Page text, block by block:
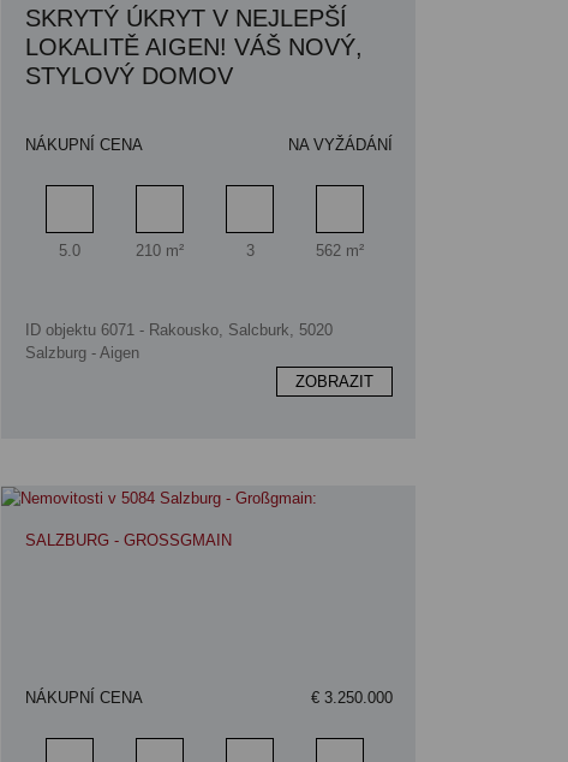
SKRYTÝ ÚKRYT V NEJLEPŠÍ
LOKALITĚ AIGEN! VÁŠ NOVÝ,
STYLOVÝ DOMOV
NÁKUPNÍ CENA NA VYŽÁDÁNÍ
Pokoj
5.0
Obytný prostor
210 m²
Koupelna
3
Plocha pozemku
562 m²
ID objektu 6071 - Rakousko, Salcburk, 5020
Salzburg - Aigen
ZOBRAZIT
SALZBURG - GROSSGMAIN
NÁKUPNÍ CENA € 3.250.000